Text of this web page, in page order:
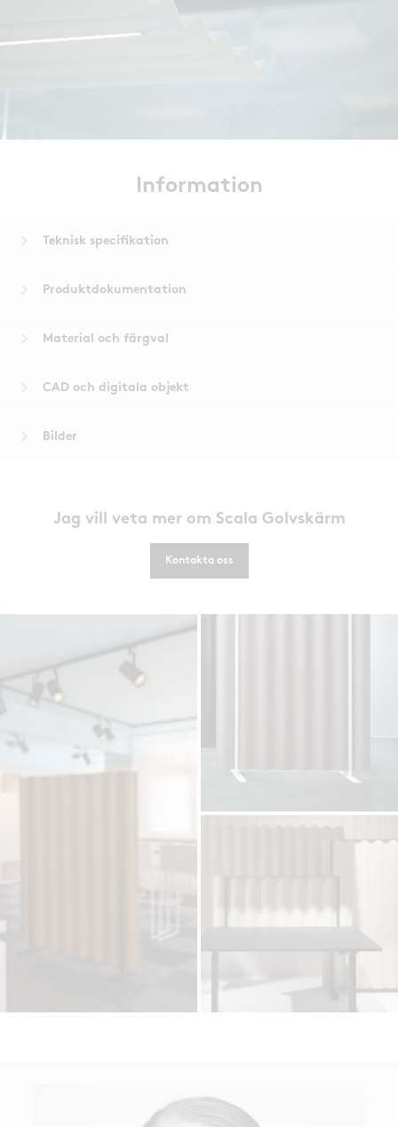
Information
Teknisk specifikation
Produktdokumentation
Material och färgval
CAD och digitala objekt
Bilder
Jag vill veta mer om Scala Golvskärm
Kontakta oss